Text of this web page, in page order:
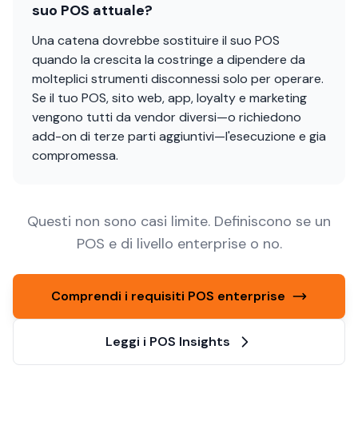
suo POS attuale?
Una catena dovrebbe sostituire il suo POS
quando la crescita la costringe a dipendere da
molteplici strumenti disconnessi solo per operare.
Se il tuo POS, sito web, app, loyalty e marketing
vengono tutti da vendor diversi—o richiedono
add-on di terze parti aggiuntivi—l'esecuzione e gia
compromessa.
Questi non sono casi limite. Definiscono se un
POS e di livello enterprise o no.
Comprendi i requisiti POS enterprise
Leggi i POS Insights